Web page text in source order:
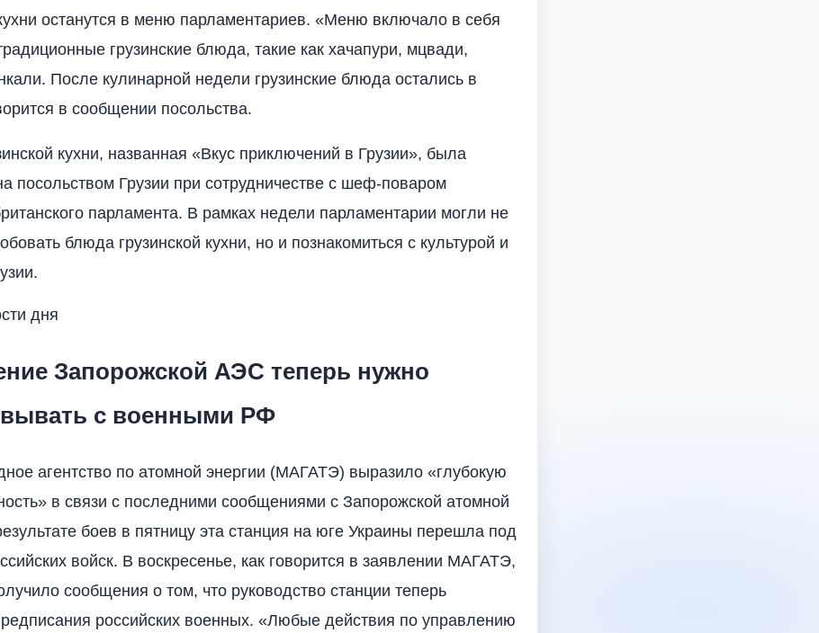
останутся в меню парламентариев. «Меню включало в себя
грузинские блюда, такие как хачапури, мцвади,
После кулинарной недели грузинские блюда остались в
в сообщении посольства.
кухни, названная «Вкус приключений в Грузии», была
посольством Грузии при сотрудничестве с шеф-поваром
парламента. В рамках недели парламентарии могли не
блюда грузинской кухни, но и познакомиться с культурой и
дня
Запорожской АЭС теперь нужно
с военными РФ
агентство по атомной энергии (МАГАТЭ) выразило «глубокую
в связи с последними сообщениями с Запорожской атомной
боев в пятницу эта станция на юге Украины перешла под
войск. В воскресенье, как говорится в заявлении МАГАТЭ,
сообщения о том, что руководство станции теперь
российских военных. «Любые действия по управлению